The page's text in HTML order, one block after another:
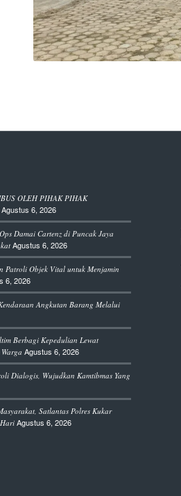
OLEH PIHAK PIHAK
Agustus 6, 2026
Damai Cartenz di Puncak Jaya
Agustus 6, 2026
Patroli Objek Vital untuk Menjamin
6, 2026
Angkutan Barang Melalui
Berbagi Kepedulian Lewat
Agustus 6, 2026
Dialogis, Wujudkan Kamtibmas Yang
Satlantas Polres Kukar
Agustus 6, 2026